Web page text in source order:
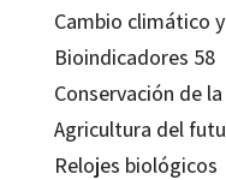
Cambio climático
Bioindicadores 58
Conservación de
Agricultura del
Relojes biológicos